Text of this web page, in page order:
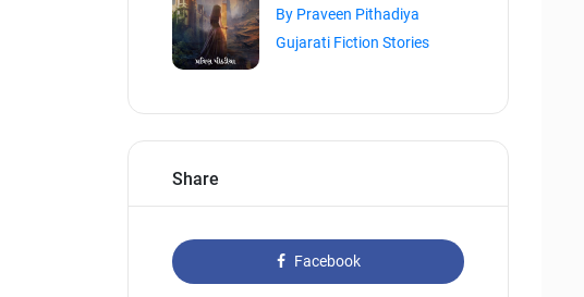
By Praveen Pithadiya
Gujarati Fiction Stories
Share
Facebook